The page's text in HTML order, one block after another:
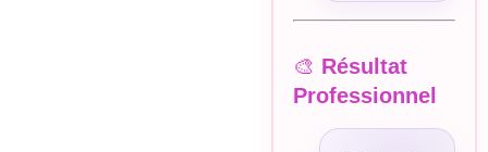
🎨 Résultat
Professionnel